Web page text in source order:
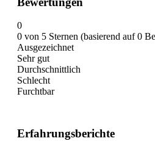
0
0 von 5 Sternen (basierend auf 0
Ausgezeichnet
Sehr gut
Durchschnittlich
Schlecht
Furchtbar
Erfahrungsberichte